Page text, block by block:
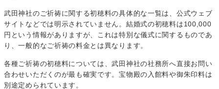
武田神社のご祈祷に関する初穂料の具体的な一覧は、公式ウェブ
サイトなどでは明示されていません。結婚式の初穂料は100,000
円という情報がありますが、これは特別な儀式に関するものであ
り、一般的なご祈祷の料金とは異なります。
各種ご祈祷の初穂料については、武田神社の社務所へ直接お問い
合わせいただくのが最も確実です。宝物殿の入館料や御朱印料は
別途定められています。